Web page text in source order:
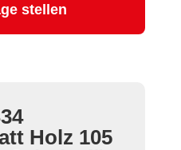
stellen
Holz 105